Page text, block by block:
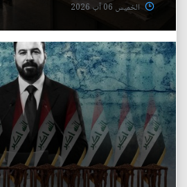
الخميس 06 آب 2026